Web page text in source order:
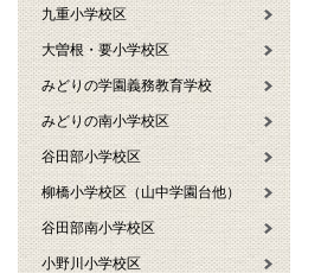
九重小学校区
大曽根・要小学校区
みどりの学園義務教育学校
みどりの南小学校区
谷田部小学校区
柳橋小学校区（山中学園台他）
谷田部南小学校区
小野川小学校区